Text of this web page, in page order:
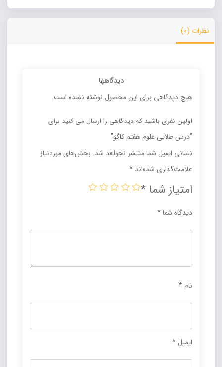
نظرات (0)
دیدگاهها
هیچ دیدگاهی برای این محصول نوشته نشده است.
اولین نفری باشید که دیدگاهی را ارسال می کنید برای
“درس طلایی علوم هفتم کاگو”
نشانی ایمیل شما منتشر نخواهد شد. بخش‌های موردنیاز
علامت‌گذاری شده‌اند *
امتیاز شما *
دیدگاه شما*
نام*
ایمیل*